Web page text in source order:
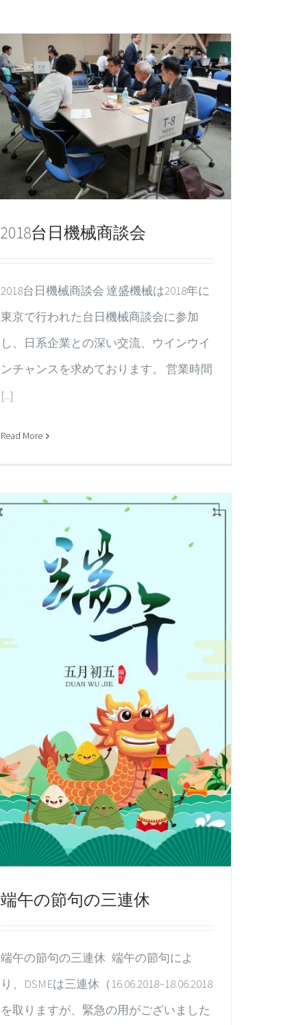
2018台日機械商談会
2018台日機械商談会 達盛機械は2018年に
東京で行われた台日機械商談会に参加
し、日系企業との深い交流、ウインウイ
ンチャンスを求めております。 営業時間
[...]
Read More
端午の節句の三連休
端午の節句の三連休 端午の節句によ
り、DSMEは三連休（16.06.2018~18.06.2018
を取りますが、緊急の用がございました